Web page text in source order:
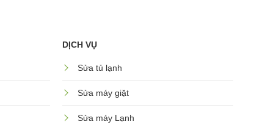
DỊCH VỤ
Sửa tủ lạnh
Sửa máy giặt
Sửa máy Lạnh